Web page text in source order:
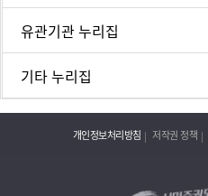
유관기관 누리집
기타 누리집
개인정보처리방침 저작권 정책